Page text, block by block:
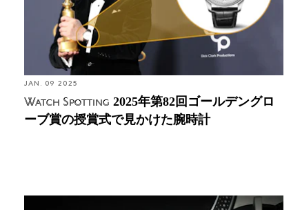
IWCが「ポルトギーゼ」を発表。2人のポルトガ
ル商人がIWCにマリン・クロノメーター級の精
度を備えた腕時計を依頼したことから開発され
た。この要望に応えるため、精度の高いポケッ
トウォッチ・キャリバーを搭載した大型腕時計
て初めて懐中時計ムーブメントを搭載した。
パルウェバーが特許を所有する「デジタル表示
JAN. 09 2025
Watch Spotting 2025年第82回ゴールデングロ
ーブ賞の授賞式で見かけた腕時計
IWC インヂュニアが辿るデザインと技術の革新